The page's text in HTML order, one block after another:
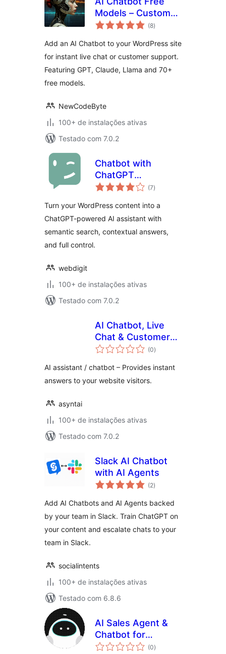
Models – Customer
Support, Live Chat,
(8total
de
)
Add an AI Chatbot to your WordPress site
for instant live chat or customer support.
Featuring GPT, Claude, Llama and 70+
free models.
NewCodeByte
100+ de instalações ativas
Testado com 7.0.2
Chatbot with
ChatGPT
WordPress
(7total
de
)
Turn your WordPress content into a
ChatGPT-powered AI assistant with
semantic search, contextual answers,
and full control.
webdigit
100+ de instalações ativas
Testado com 7.0.2
AI Chatbot, Live
Chat & Customer
Support for
Asyntai
(0total
de
)
AI assistant / chatbot – Provides instant
answers to your website visitors.
asyntai
100+ de instalações ativas
Testado com 7.0.2
Slack AI Chatbot
with AI Agents
(2total
de
)
Add AI Chatbots and AI Agents backed
by your team in Slack. Train ChatGPT on
your content and escalate chats to your
team in Slack.
socialintents
100+ de instalações ativas
Testado com 6.8.6
AI Sales Agent &
Chatbot for
WooCommerce –
(0total
de
)